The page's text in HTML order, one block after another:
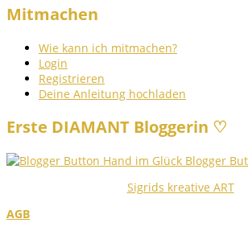
Mitmachen
Wie kann ich mitmachen?
Login
Registrieren
Deine Anleitung hochladen
Erste DIAMANT Bloggerin ♡
Sigrids kreative ART
AGB